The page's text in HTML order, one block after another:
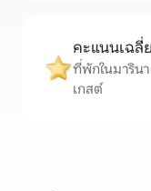
คะแนนเฉลี่
ที่พักในมารินา
เกสต์